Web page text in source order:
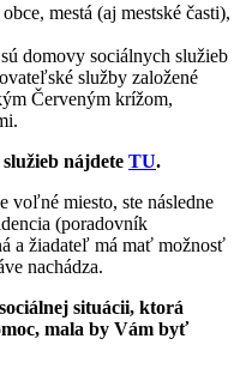
obce, mestá (aj mestské časti),
sú domovy sociálnych služieb
služby založené
Červeným krížom,
nájdete TU.
voľné miesto, ste následne
(poradovník
a žiadateľ má mať možnosť
nachádza.
situácii, ktorá
mala by Vám byť